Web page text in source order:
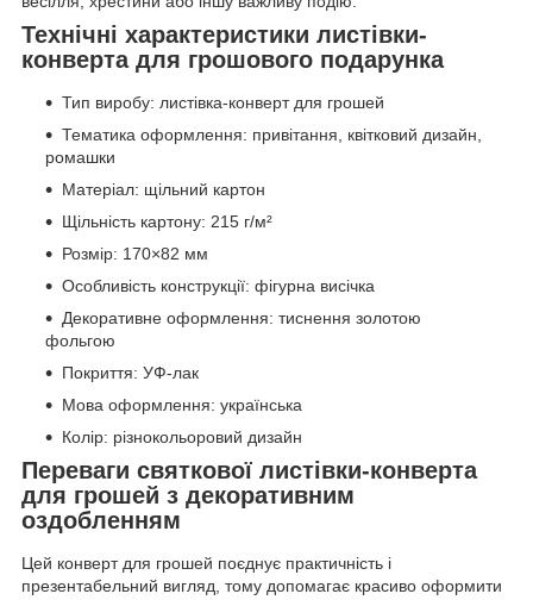
Технічні характеристики листівки-
конверта для грошового подарунка
Тип виробу: листівка-конверт для грошей
Тематика оформлення: привітання, квітковий дизайн,
ромашки
Матеріал: щільний картон
Щільність картону: 215 г/м²
Розмір: 170×82 мм
Особливість конструкції: фігурна висічка
Декоративне оформлення: тиснення золотою
фольгою
Покриття: УФ-лак
Мова оформлення: українська
Колір: різнокольоровий дизайн
Переваги святкової листівки-конверта
для грошей з декоративним
оздобленням
Цей конверт для грошей поєднує практичність і
презентабельний вигляд, тому допомагає красиво оформити